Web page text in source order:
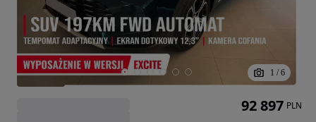
1 / 6
92 897 PLN